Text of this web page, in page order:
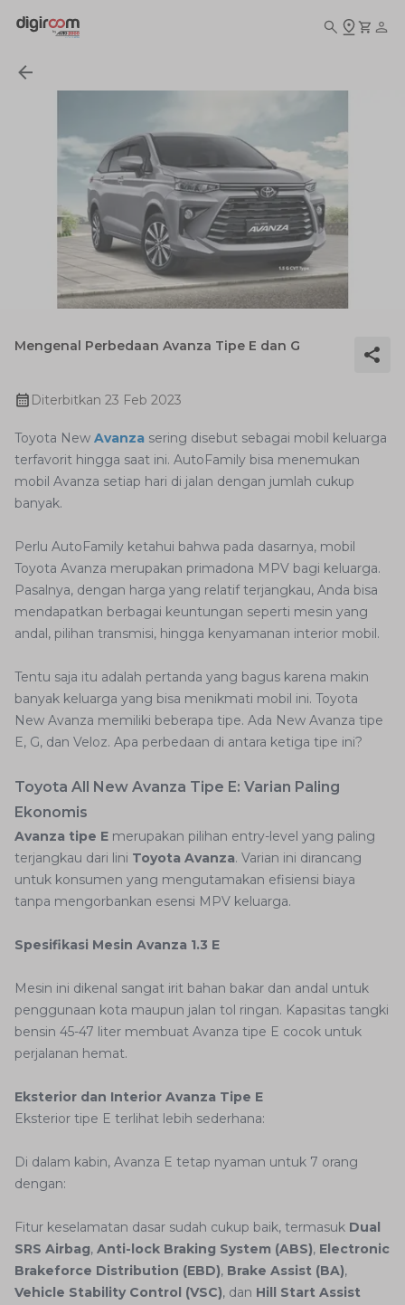
Mengenal Perbedaan Avanza Tipe E dan G
Diterbitkan 23 Feb 2023
Toyota New Avanza sering disebut sebagai mobil keluarga
terfavorit hingga saat ini. AutoFamily bisa menemukan
mobil Avanza setiap hari di jalan dengan jumlah cukup
banyak.
Perlu AutoFamily ketahui bahwa pada dasarnya, mobil
Toyota Avanza merupakan primadona MPV bagi keluarga.
Pasalnya, dengan harga yang relatif terjangkau, Anda bisa
mendapatkan berbagai keuntungan seperti mesin yang
andal, pilihan transmisi, hingga kenyamanan interior mobil.
Tentu saja itu adalah pertanda yang bagus karena makin
banyak keluarga yang bisa menikmati mobil ini. Toyota
New Avanza memiliki beberapa tipe. Ada New Avanza tipe
E, G, dan Veloz. Apa perbedaan di antara ketiga tipe ini?
Toyota All New Avanza Tipe E: Varian Paling
Ekonomis
Avanza tipe E merupakan pilihan entry-level yang paling
terjangkau dari lini Toyota Avanza. Varian ini dirancang
untuk konsumen yang mengutamakan efisiensi biaya
tanpa mengorbankan esensi MPV keluarga.
Spesifikasi Mesin Avanza 1.3 E
Mesin ini dikenal sangat irit bahan bakar dan andal untuk
penggunaan kota maupun jalan tol ringan. Kapasitas tangki
bensin 45-47 liter membuat Avanza tipe E cocok untuk
perjalanan hemat.
Eksterior dan Interior Avanza Tipe E
Eksterior tipe E terlihat lebih sederhana:
Di dalam kabin, Avanza E tetap nyaman untuk 7 orang
dengan:
Fitur keselamatan dasar sudah cukup baik, termasuk Dual
SRS Airbag, Anti-lock Braking System (ABS), Electronic
Brakeforce Distribution (EBD), Brake Assist (BA),
Vehicle Stability Control (VSC), dan Hill Start Assist